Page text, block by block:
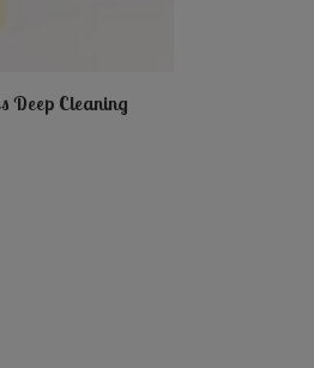
Deep Cleaning